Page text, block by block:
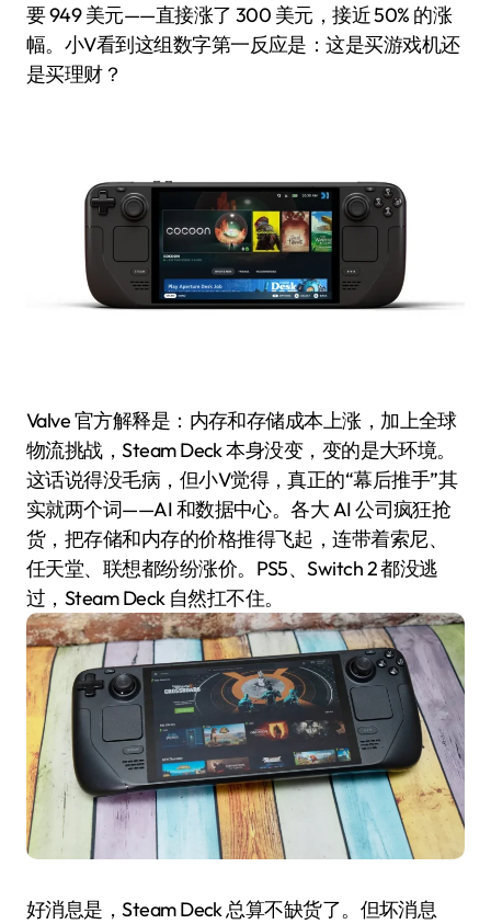
要 949 美元——直接涨了 300 美元，接近 50% 的涨
幅。小V看到这组数字第一反应是：这是买游戏机还
是买理财？
Valve 官方解释是：内存和存储成本上涨，加上全球
物流挑战，Steam Deck 本身没变，变的是大环境。
这话说得没毛病，但小V觉得，真正的“幕后推手”其
实就两个词——AI 和数据中心。各大 AI 公司疯狂抢
货，把存储和内存的价格推得飞起，连带着索尼、
任天堂、联想都纷纷涨价。PS5、Switch 2 都没逃
过，Steam Deck 自然扛不住。
好消息是，Steam Deck 总算不缺货了。但坏消息